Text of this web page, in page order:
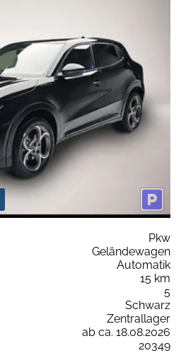
Pkw
Geländewagen
Automatik
15 km
5
Schwarz
Zentrallager
ab ca. 18.08.2026
20349